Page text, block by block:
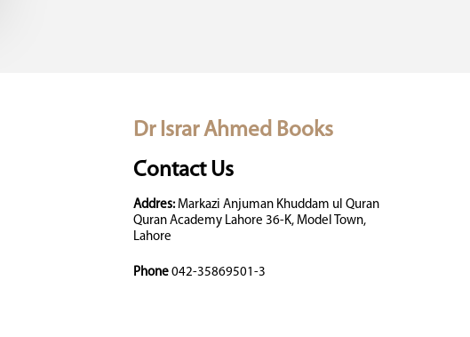
Dr Israr Ahmed Books
Contact Us
Addres:Markazi Anjuman Khuddam ul Quran
Quran Academy Lahore 36-K, Model Town,
Lahore
Phone 042-35869501-3